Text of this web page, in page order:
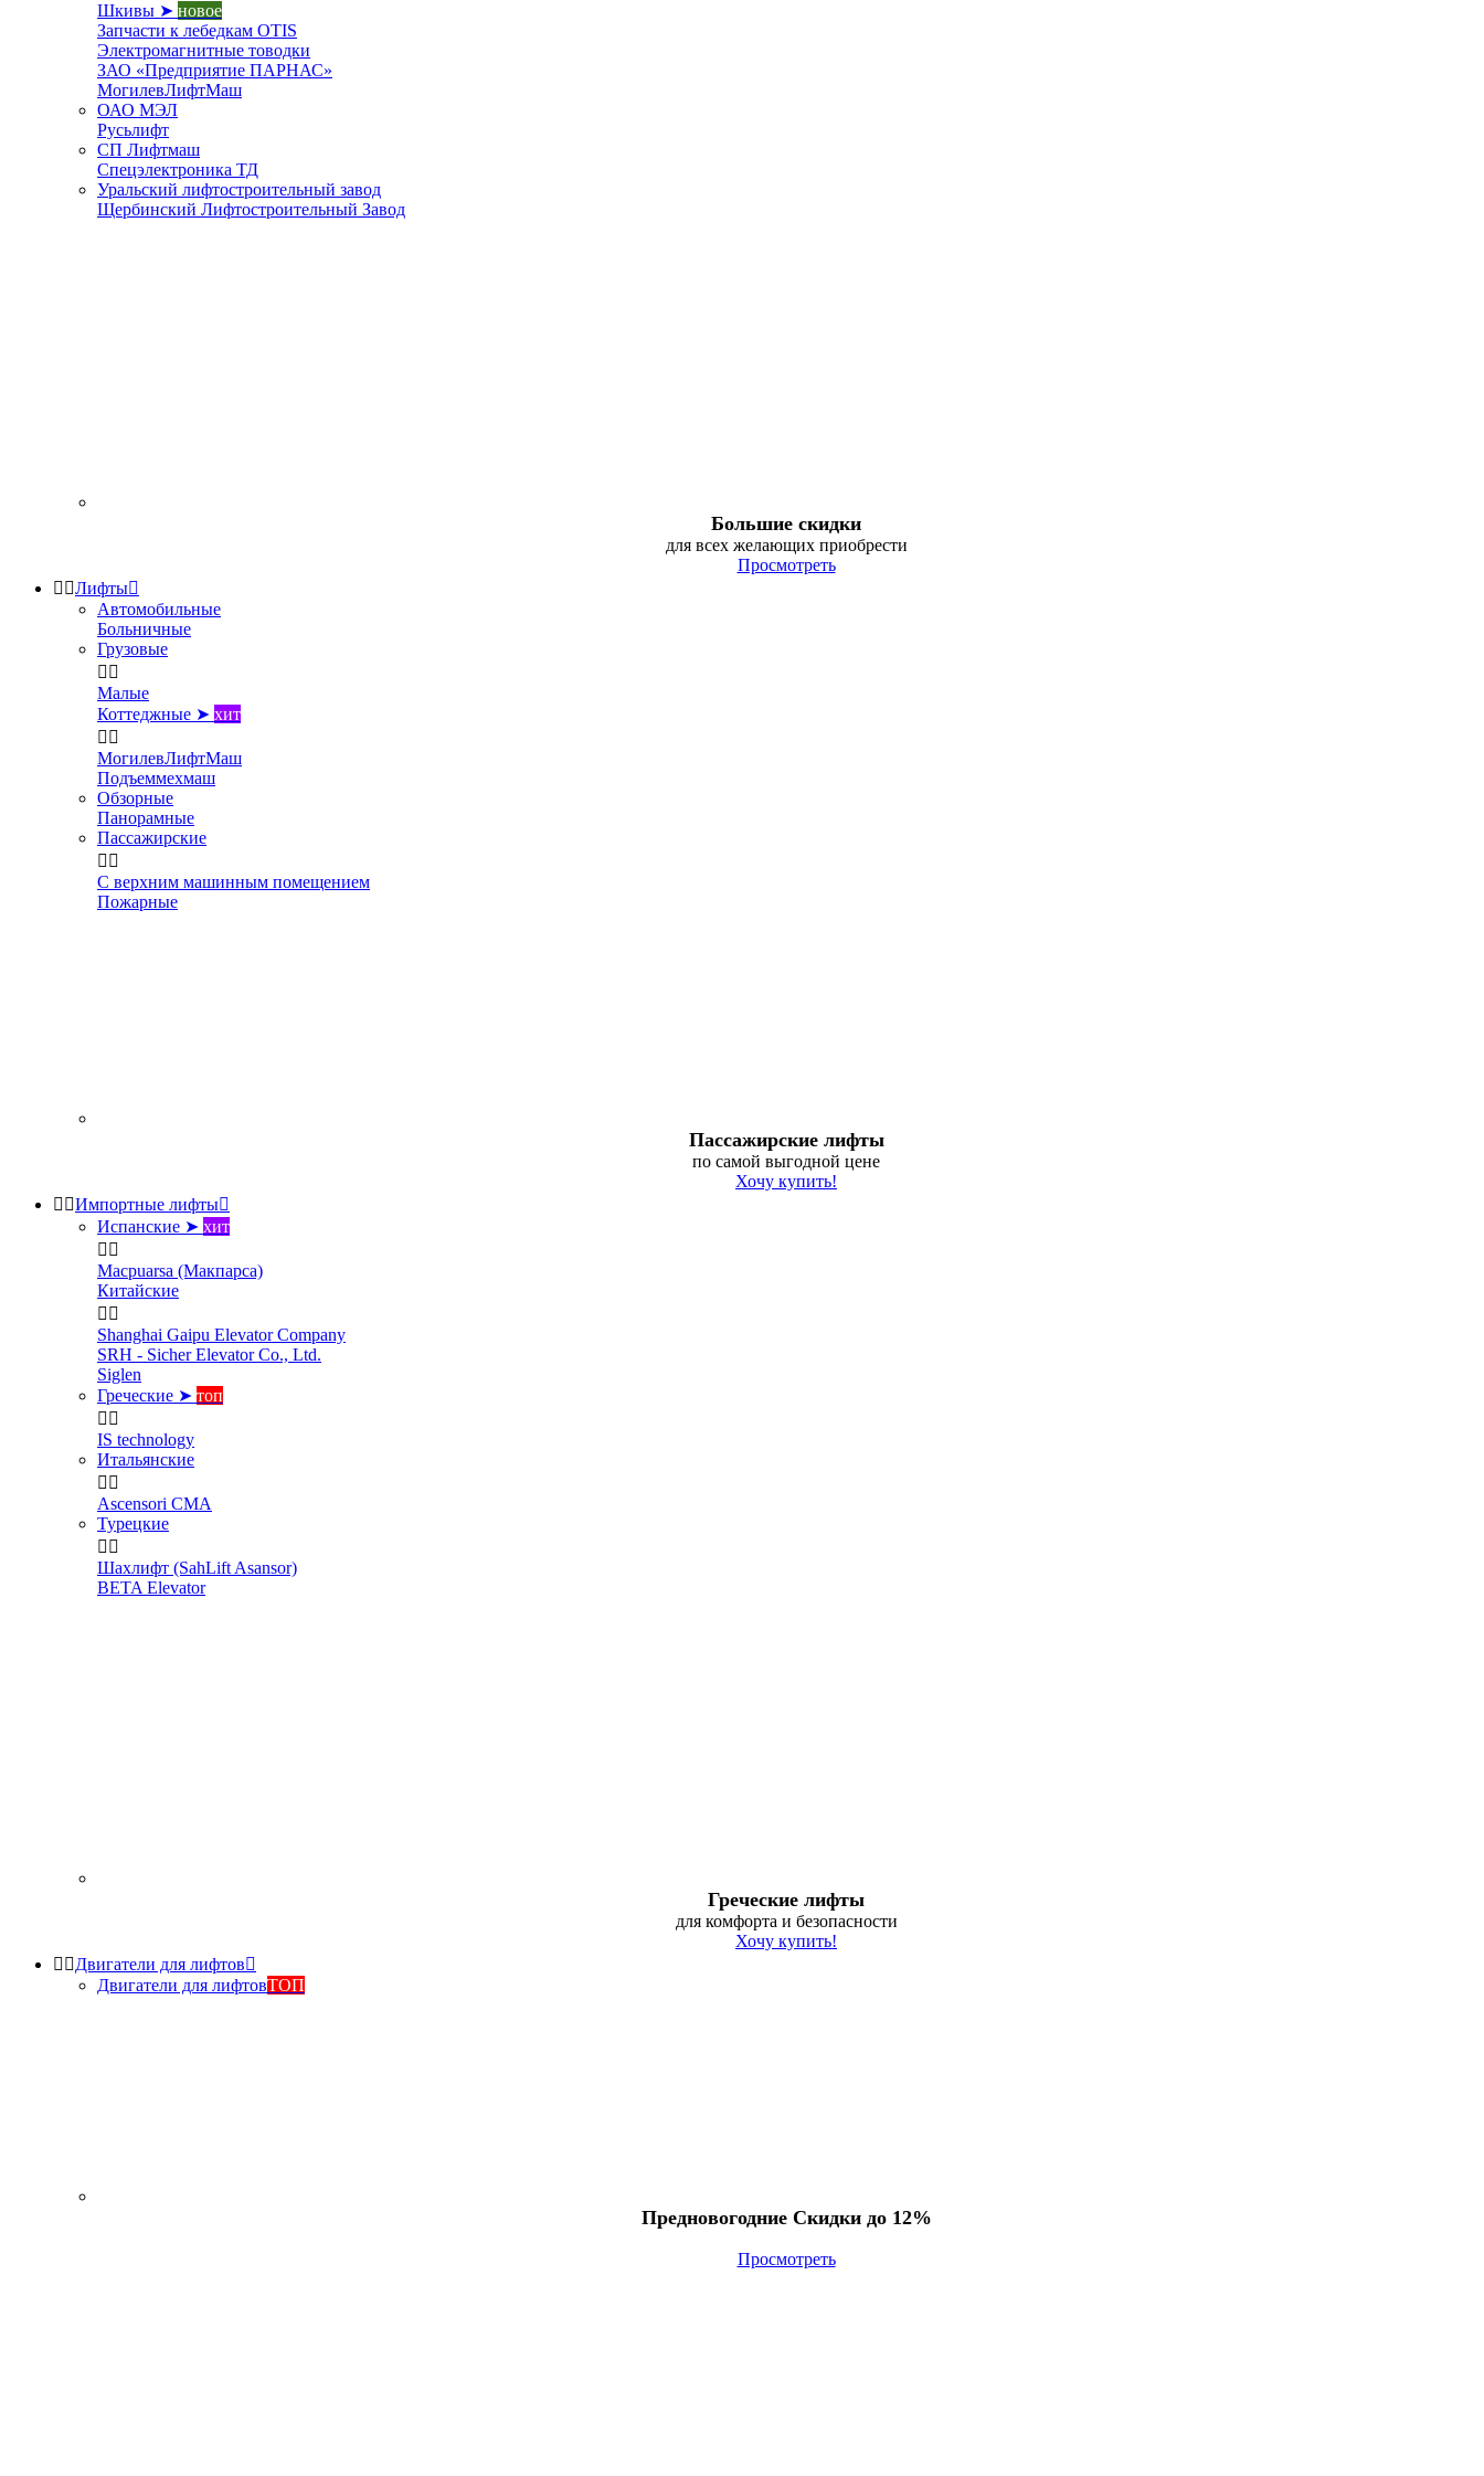
Шкивы ➤ новое
Запчасти к лебедкам OTIS
Электромагнитные товодки
ЗАО «Предприятие ПАРНАС»
МогилевЛифтМаш
ОАО МЭЛ
Русьлифт
СП Лифтмаш
Спецэлектроника ТД
Уральский лифтостроительный завод
Щербинский Лифтостроительный Завод
Большие скидки
для всех желающих приобрести
Просмотреть
 Лифты
Автомобильные
Больничные
Грузовые
 
Малые
Коттеджные ➤ хит
 
МогилевЛифтМаш
Подъеммехмаш
Обзорные
Панорамные
Пассажирские
 
С верхним машинным помещением
Пожарные
Пассажирские лифты
по самой выгодной цене
Хочу купить!
 Импортные лифты
Испанские ➤ хит
 
Macpuarsa (Макпарса)
Китайские
 
Shanghai Gaipu Elevator Company
SRH - Sicher Elevator Co., Ltd.
Siglen
Греческие ➤ топ
 
IS technology
Итальянские
 
Ascensori CMA
Турецкие
 
Шахлифт (SahLift Asansor)
BETA Elevator
Греческие лифты
для комфорта и безопасности
Хочу купить!
 Двигатели для лифтов
Двигатели для лифтовТОП
Предновогодние Скидки до 12%
Просмотреть